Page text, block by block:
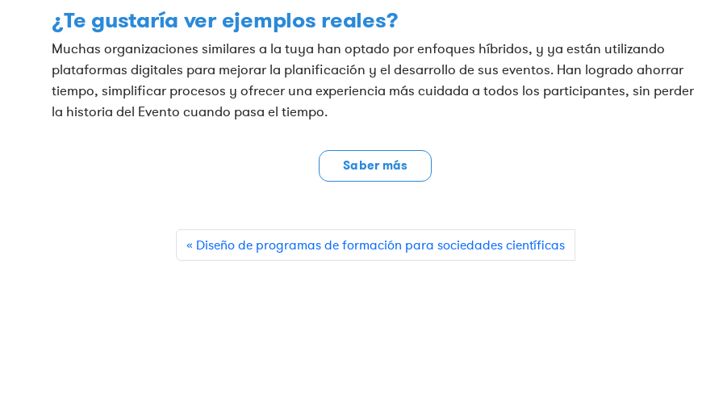
¿Te gustaría ver ejemplos reales?
Muchas organizaciones similares a la tuya han optado por enfoques híbridos, y ya están utilizando
plataformas digitales para mejorar la planificación y el desarrollo de sus eventos. Han logrado ahorrar
tiempo, simplificar procesos y ofrecer una experiencia más cuidada a todos los participantes, sin perder
la historia del Evento cuando pasa el tiempo.
Saber más
Diseño de programas de formación para sociedades científicas